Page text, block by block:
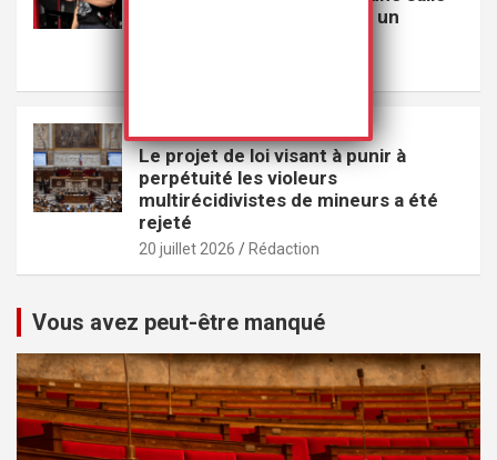
de sport parce qu’il portait un
Le projet de loi visant à punir à
perpétuité les violeurs
multirécidivistes de mineurs a été
rejeté
20 juillet 2026 Rédaction
Vous avez peut-être manqué